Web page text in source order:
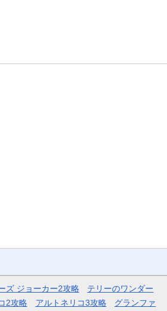
ズ ジョーカー2攻略
テリーのワンダー
2攻略 アルトネリコ3攻略 グランファ